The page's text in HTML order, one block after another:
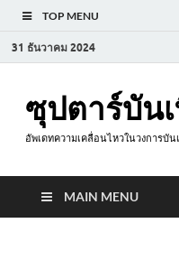
TOP MENU
31 ธันวาคม 2024
ซุปตาร์บัน
อัพเดทความเคลื่อนไหวในวงการบัน
MAIN MENU